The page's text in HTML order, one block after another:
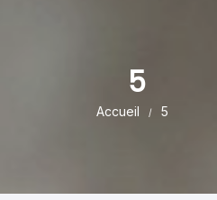
5
Accueil 5